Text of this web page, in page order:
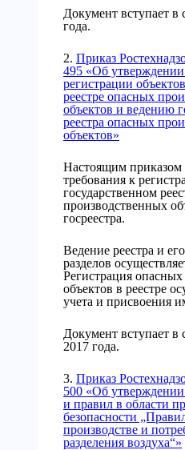
Документ вступает в
года.
2. Приказ
495 «Об
регистрации
реестре опасных
объектов и ведению
реестра опасных
объектов»
Настоящим
требования к
государственном
производственных
госреестра.
Ведение реестра и
разделов
Регистрация
объектов в реестре
учета и присвоения
Документ вступает в
2017 года.
3. Приказ
500 «Об
и правил в области
безопасности
производстве и
разделения воздуха“»